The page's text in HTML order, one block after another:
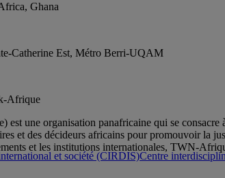
Ghana
Catherine Est, Métro Berri-UQAM
Afrique
une organisation panafricaine qui se
et des décideurs africains pour promouvoir
et les institutions internationales, TWN-
Centre